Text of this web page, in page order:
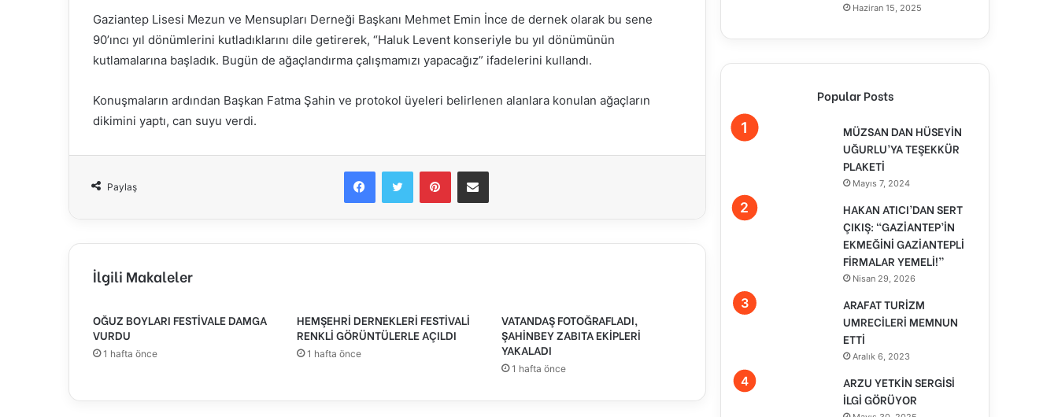
Gaziantep Lisesi Mezun ve Mensupları Derneği Başkanı Mehmet Emin İnce de dernek olarak bu sene
90’ıncı yıl dönümlerini kutladıklarını dile getirerek, “Haluk Levent konseriyle bu yıl dönümünün
kutlamalarına başladık. Bugün de ağaçlandırma çalışmamızı yapacağız” ifadelerini kullandı.
Konuşmaların ardından Başkan Fatma Şahin ve protokol üyeleri belirlenen alanlara konulan ağaçların
dikimini yaptı, can suyu verdi.
Paylaş
FacebookTwitter PinterestE-Posta ile paylaş
İlgili Makaleler
OĞUZ BOYLARI FESTİVALE DAMGA
VURDU
1 hafta önce
HEMŞEHRİ DERNEKLERİ FESTİVALİ
RENKLİ GÖRÜNTÜLERLE AÇILDI
1 hafta önce
VATANDAŞ FOTOĞRAFLADI,
ŞAHİNBEY ZABITA EKİPLERİ
YAKALADI
1 hafta önce
Haziran 15, 2025
Popular Posts
MÜZSAN DAN HÜSEYİN
UĞURLU’YA TEŞEKKÜR
PLAKETİ
Mayıs 7, 2024
HAKAN ATICI’DAN SERT
ÇIKIŞ: “GAZİANTEP’İN
EKMEĞİNİ GAZİANTEPLİ
FİRMALAR YEMELİ!”
Nisan 29, 2026
ARAFAT TURİZM
UMRECİLERİ MEMNUN
ETTİ
Aralık 6, 2023
ARZU YETKİN SERGİSİ
İLGİ GÖRÜYOR